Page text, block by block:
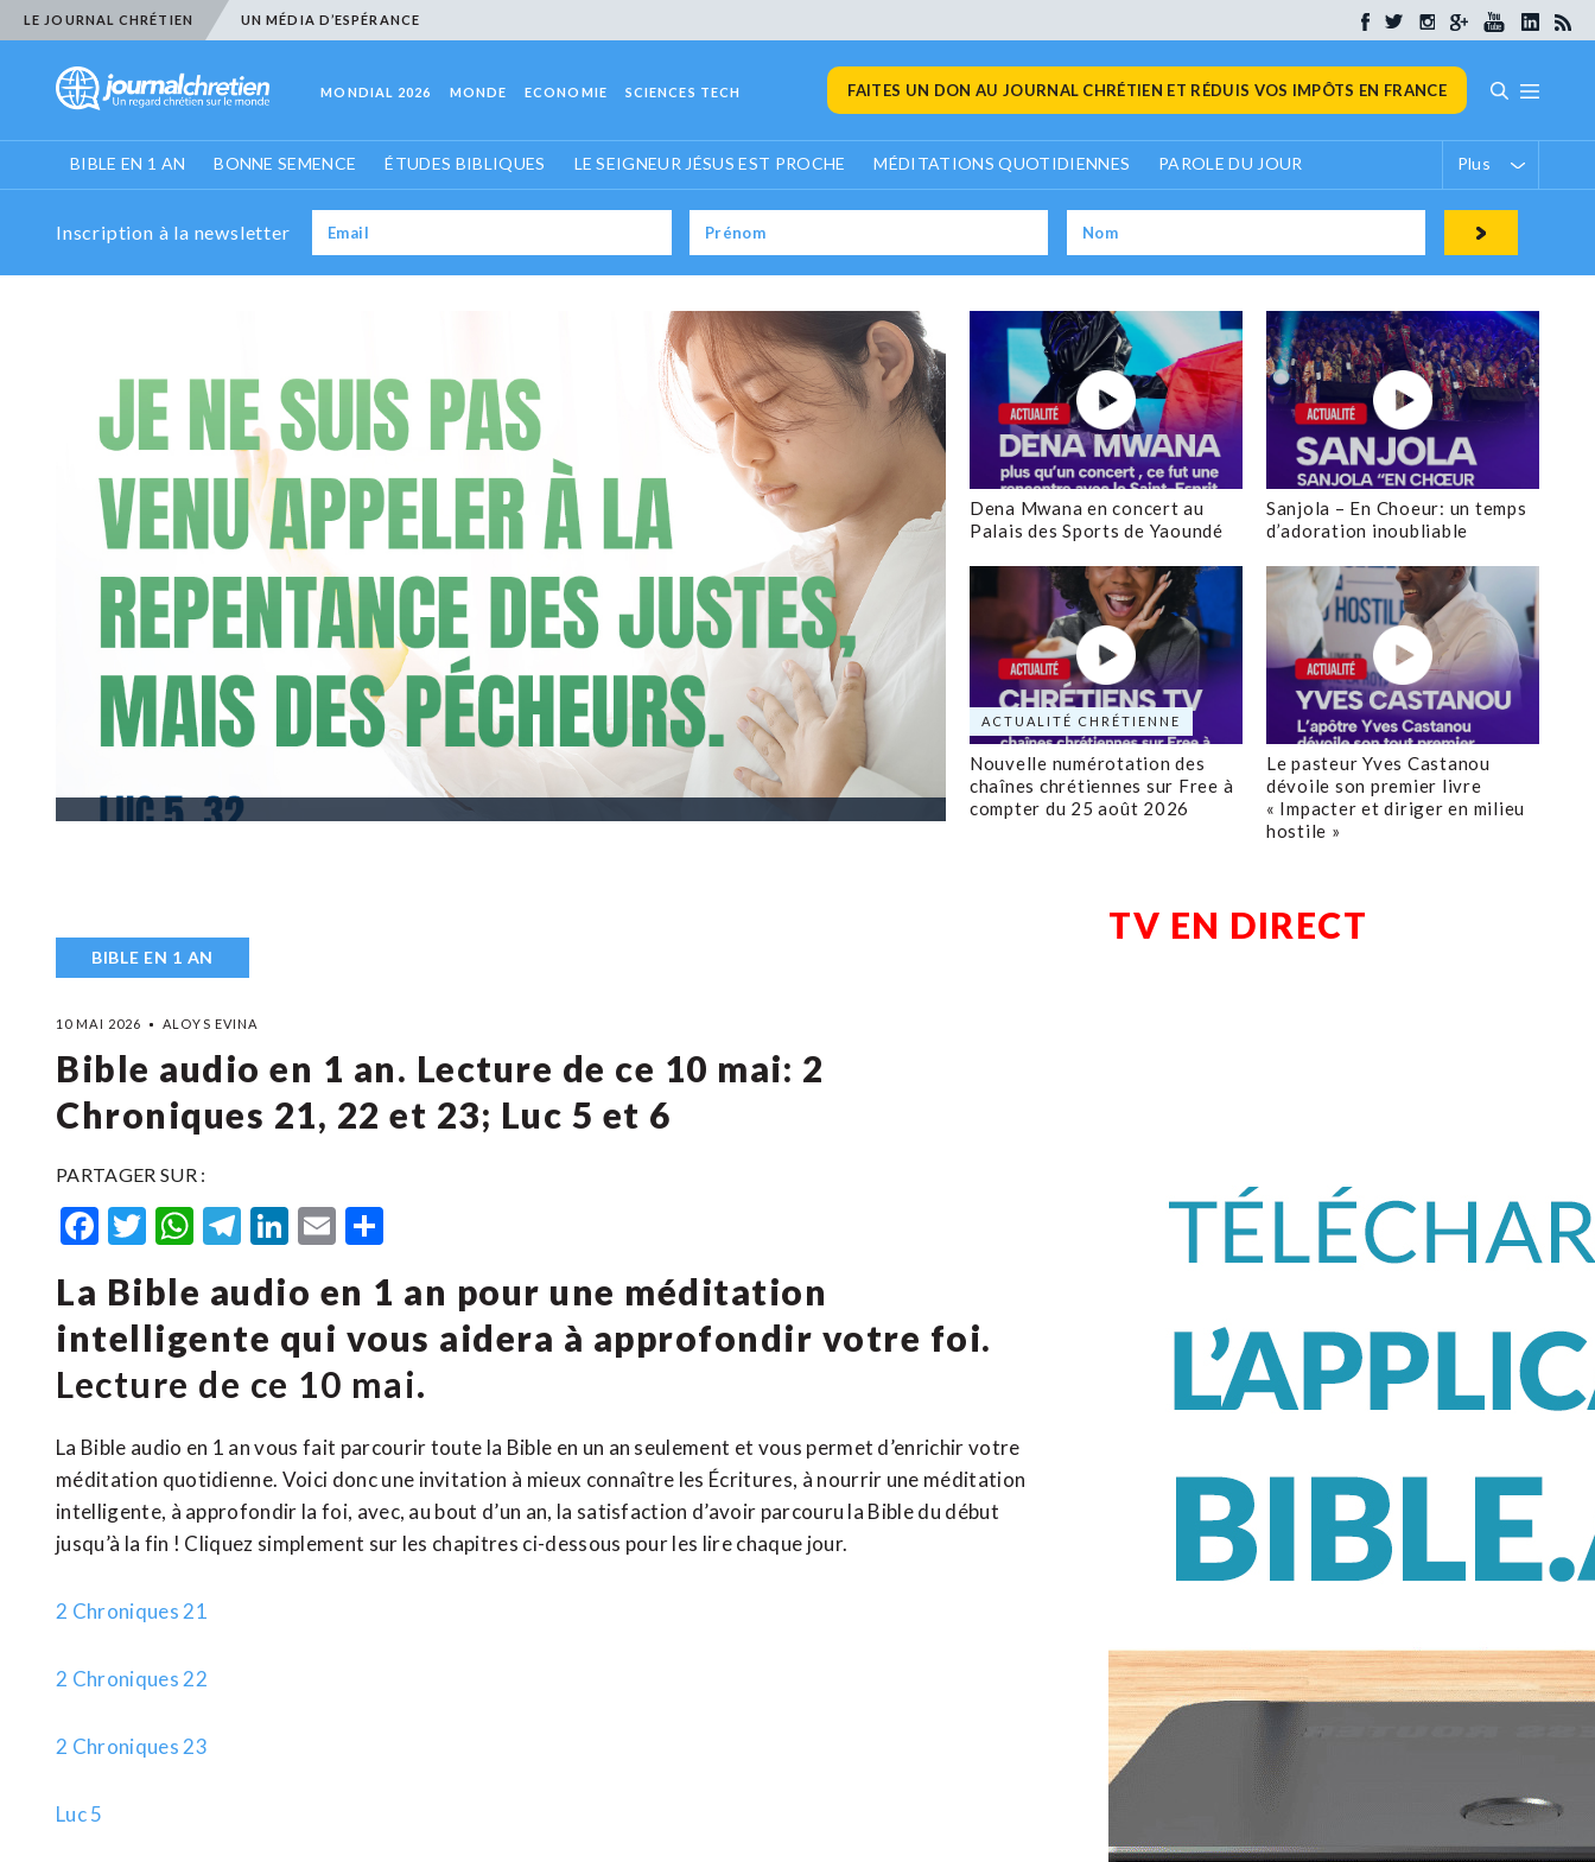
LE JOURNAL CHRÉTIEN UN MÉDIA D’ESPÉRANCE
MONDIAL 2026 MONDE ECONOMIE SCIENCES TECH FAITES UN DON AU JOURNAL CHRÉTIEN ET RÉDUIS VOS IMPÔTS EN FRANCE
BIBLE EN 1 AN BONNE SEMENCE ÉTUDES BIBLIQUES LE SEIGNEUR JÉSUS EST PROCHE MÉDITATIONS QUOTIDIENNES PAROLE DU JOUR Plus
Inscription à la newsletter
Dena Mwana en concert au
Palais des Sports de Yaoundé
Sanjola – En Choeur: un temps
d’adoration inoubliable
ACTUALITÉ CHRÉTIENNE
Nouvelle numérotation des
chaînes chrétiennes sur Free à
compter du 25 août 2026
Le pasteur Yves Castanou
dévoile son premier livre
« Impacter et diriger en milieu
hostile »
BIBLE EN 1 AN
10 MAI 2026 ALOYS EVINA
Bible audio en 1 an. Lecture de ce 10 mai: 2
Chroniques 21, 22 et 23; Luc 5 et 6
PARTAGER SUR :
Facebook
Twitter
WhatsApp
Telegram
LinkedIn
Email
La Bible audio en 1 an pour une méditation
intelligente qui vous aidera à approfondir votre foi.
Lecture de ce 10 mai.
La Bible audio en 1 an vous fait parcourir toute la Bible en un an seulement et vous permet d’enrichir votre
méditation quotidienne. Voici donc une invitation à mieux connaître les Écritures, à nourrir une méditation
intelligente, à approfondir la foi, avec, au bout d’un an, la satisfaction d’avoir parcouru la Bible du début
jusqu’à la fin ! Cliquez simplement sur les chapitres ci-dessous pour les lire chaque jour.
2 Chroniques 21
2 Chroniques 22
2 Chroniques 23
Luc 5
TV EN DIRECT